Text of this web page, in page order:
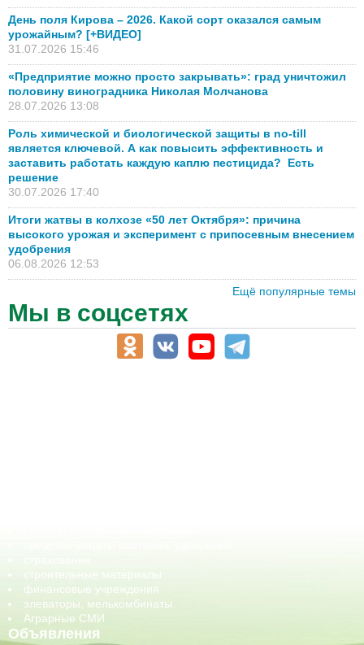
День поля Кирова – 2026. Какой сорт оказался самым
урожайным? [+ВИДЕО]
31.07.2026 15:46
«Предприятие можно просто закрывать»: град уничтожил
половину виноградника Николая Молчанова
28.07.2026 13:08
Роль химической и биологической защиты в no-till
является ключевой. А как повысить эффективность и
заставить работать каждую каплю пестицида? Есть
решение
30.07.2026 17:40
Итоги жатвы в колхозе «50 лет Октября»: причина
высокого урожая и эксперимент с припосевным внесением
удобрения
06.08.2026 12:53
Ещё популярные темы
Мы в соцсетях
строительные материалы
финансовые учреждения
элеваторы, мелькомбинаты
Аграрные СМИ
Объявления